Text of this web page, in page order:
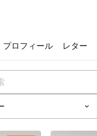
プロフィール レター